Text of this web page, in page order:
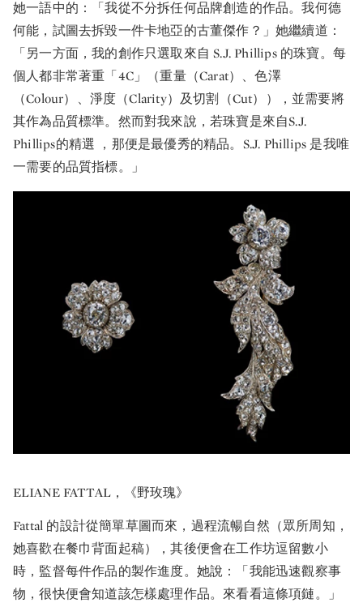
她一語中的：「我從不分拆任何品牌創造的作品。我何德
何能，試圖去拆毀一件卡地亞的古董傑作？」她繼續道：
「另一方面，我的創作只選取來自 S.J. Phillips 的珠寶。每
個人都非常著重「4C」（重量（Carat）、色澤
（Colour）、淨度（Clarity）及切割（Cut）），並需要將
其作為品質標準。然而對我來說，若珠寶是來自S.J.
Phillips的精選 ，那便是最優秀的精品。S.J. Phillips 是我唯
一需要的品質指標。」
ELIANE FATTAL，《野玫瑰》
Fattal 的設計從簡單草圖而來，過程流暢自然（眾所周知，
她喜歡在餐巾背面起稿），其後便會在工作坊逗留數小
時，監督每件作品的製作進度。她說：「我能迅速觀察事
物，很快便會知道該怎樣處理作品。來看看這條項鏈。」